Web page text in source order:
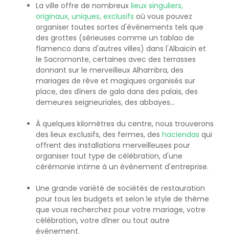
La ville offre de nombreux lieux singuliers,
originaux, uniques, exclusifs où vous pouvez
organiser toutes sortes d'événements tels que
des grottes (sérieuses comme un tablao de
flamenco dans d'autres villes) dans l'Albaicin et
le Sacromonte, certaines avec des terrasses
donnant sur le merveilleux Alhambra, des
mariages de rêve et magiques organisés sur
place, des dîners de gala dans des palais, des
demeures seigneuriales, des abbayes...
À quelques kilomètres du centre, nous trouverons
des lieux exclusifs, des fermes, des haciendas qui
offrent des installations merveilleuses pour
organiser tout type de célébration, d'une
cérémonie intime à un événement d'entreprise.
Une grande variété de sociétés de restauration
pour tous les budgets et selon le style de thème
que vous recherchez pour votre mariage, votre
célébration, votre dîner ou tout autre
événement.